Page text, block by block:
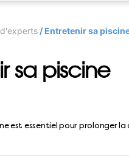
/ Entretenir sa
sa piscine
est essentiel pour prolonger